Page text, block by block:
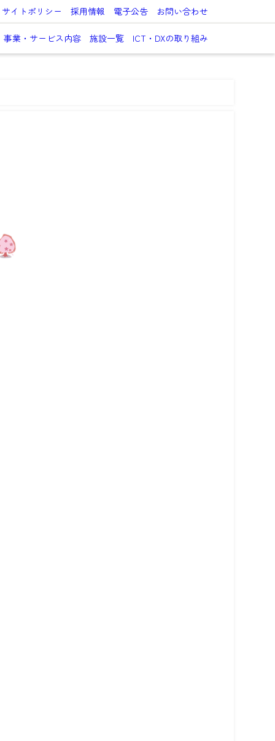
サイトポリシー 採用情報 電子公告 お問い合わせ
事業・サービス内容 施設一覧 ICT・DXの取り組み